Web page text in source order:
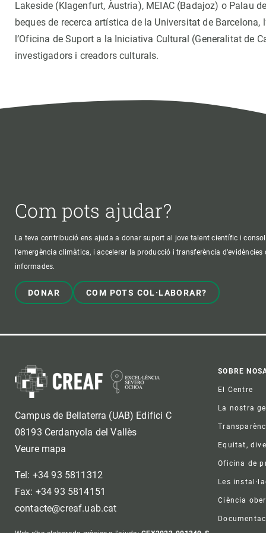
Lakeside (Klagenfurt, Àustria), MEIAC (Badajoz) o Palau
beques de recerca artística de la Universitat de Barcelona,
l’Oficina de Suport a la Iniciativa Cultural (Generalitat de
investigadors i creadors culturals.
Com pots ajudar?
La teva contribució ens ajuda a donar suport al jove talent científic i
l'emergència climàtica, i accelerar la producció i transferència
informades.
DONAR COM POTS COL·LABORAR?
Campus de Bellaterra (UAB) Edifici C
08193 Cerdanyola del Vallès
Veure mapa
Tel: +34 93 5811312
Fax: +34 93 5814151
contacte@creaf.uab.cat
SOBRE
El Centre
La nostra
Equitat,
Oficina de
Les
Ciència